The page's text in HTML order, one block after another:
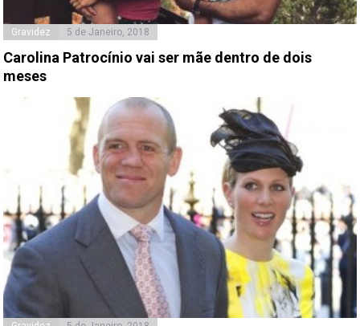
Gravidez 5 de Janeiro, 2018
Carolina Patrocínio vai ser mãe dentro de dois
meses